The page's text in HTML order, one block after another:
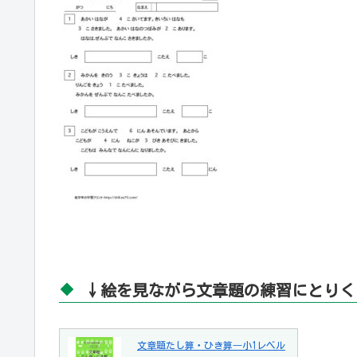
↓絵を見ながら文章題の練習にとり
文章題たし算・ひき算―小1レベル